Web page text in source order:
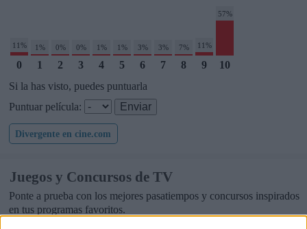
11% 1% 0% 0% 1% 1% 3% 3% 7% 11%
57%
0 1 2 3 4 5 6 7 8 9
10
Si la has visto, puedes puntuarla
Puntuar película:
Divergente en cine.com
Juegos y Concursos de TV
Ponte a prueba con los mejores pasatiempos y concursos inspirados
en tus programas favoritos.